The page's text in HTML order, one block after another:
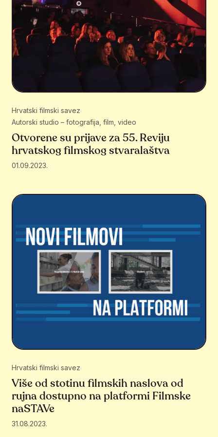
Hrvatski filmski savez
Autorski studio – fotografija, film, video
Otvorene su prijave za 55. Reviju
hrvatskog filmskog stvaralaštva
01.09.2023.
Hrvatski filmski savez
Više od stotinu filmskih naslova od
rujna dostupno na platformi Filmske
naSTAVe
31.08.2023.